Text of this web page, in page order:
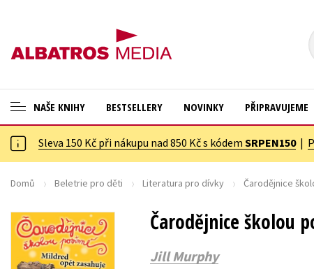
NAŠE KNIHY
ANGLICKÉ KNIHY -20 %
VÝPRODEJ -70 %
ASTERIX S DÁRKEM
🎁DÁRKOVÉ PUBLIKACE
Cestování
Dárkové publikace
Digitální fotografie
Esoterika a duchovní svět
BESTSELLERY NOVINKY PŘIPRAVUJEME
Sleva 150 Kč při nákupu nad 850 Kč s kódem SRPEN150|
Domů Beletrie pro děti Literatura pro dívky Čarodějnice
Čarodějnice školou
Jill Murphy